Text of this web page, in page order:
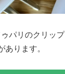
パリのクリッ
あります。